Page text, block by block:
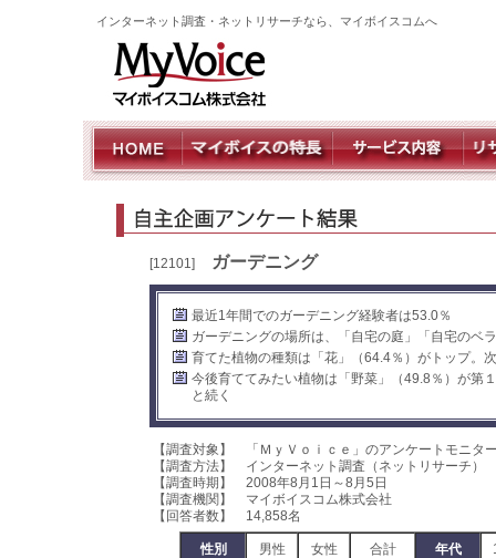
インターネット調査・ネットリサーチなら、マイボイスコムへ
[12101] ガーデニング
最近1年間でのガーデニング経験者は53.0％
ガーデニングの場所は、「自宅の庭」「自宅のベ
育てた植物の種類は「花」（64.4％）がトップ。
今後育ててみたい植物は「野菜」（49.8％）が第
と続く
【調査対象】 「ＭｙＶｏｉｃｅ」のアンケートモニタ
【調査方法】 インターネット調査（ネットリサーチ）
【調査時期】 2008年8月1日～8月5日
【調査機関】 マイボイスコム株式会社
【回答者数】 14,858名
性別 男性 女性 合計 年代